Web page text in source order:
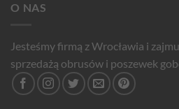
O NAS
Jesteśmy firmą z Wrocławia i
sprzedażą obrusów i poszewek